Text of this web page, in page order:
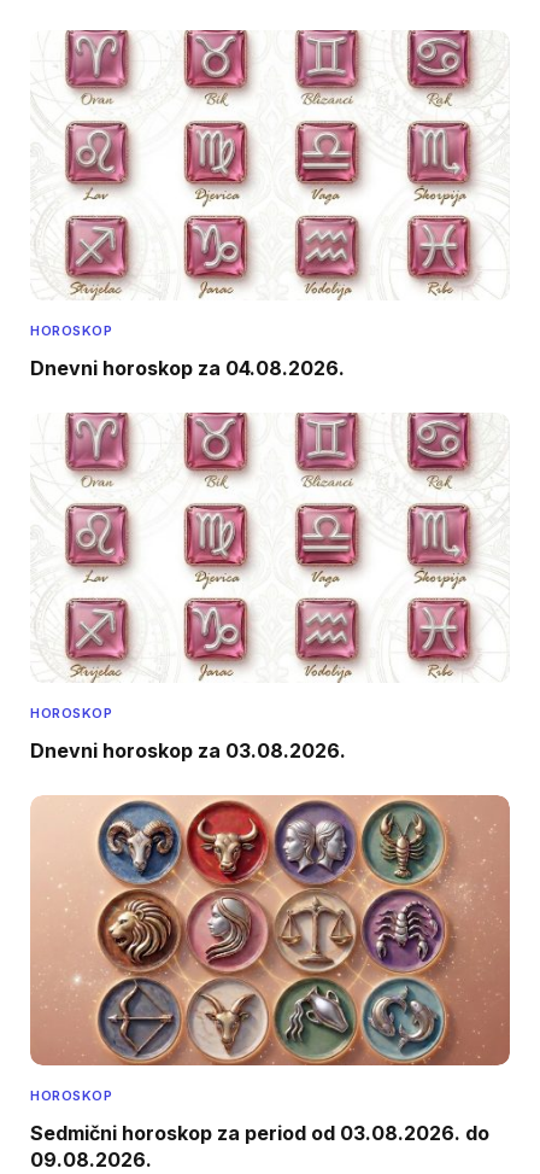
HOROSKOP
Dnevni horoskop za 04.08.2026.
HOROSKOP
Dnevni horoskop za 03.08.2026.
HOROSKOP
Sedmični horoskop za period od 03.08.2026. do
09.08.2026.